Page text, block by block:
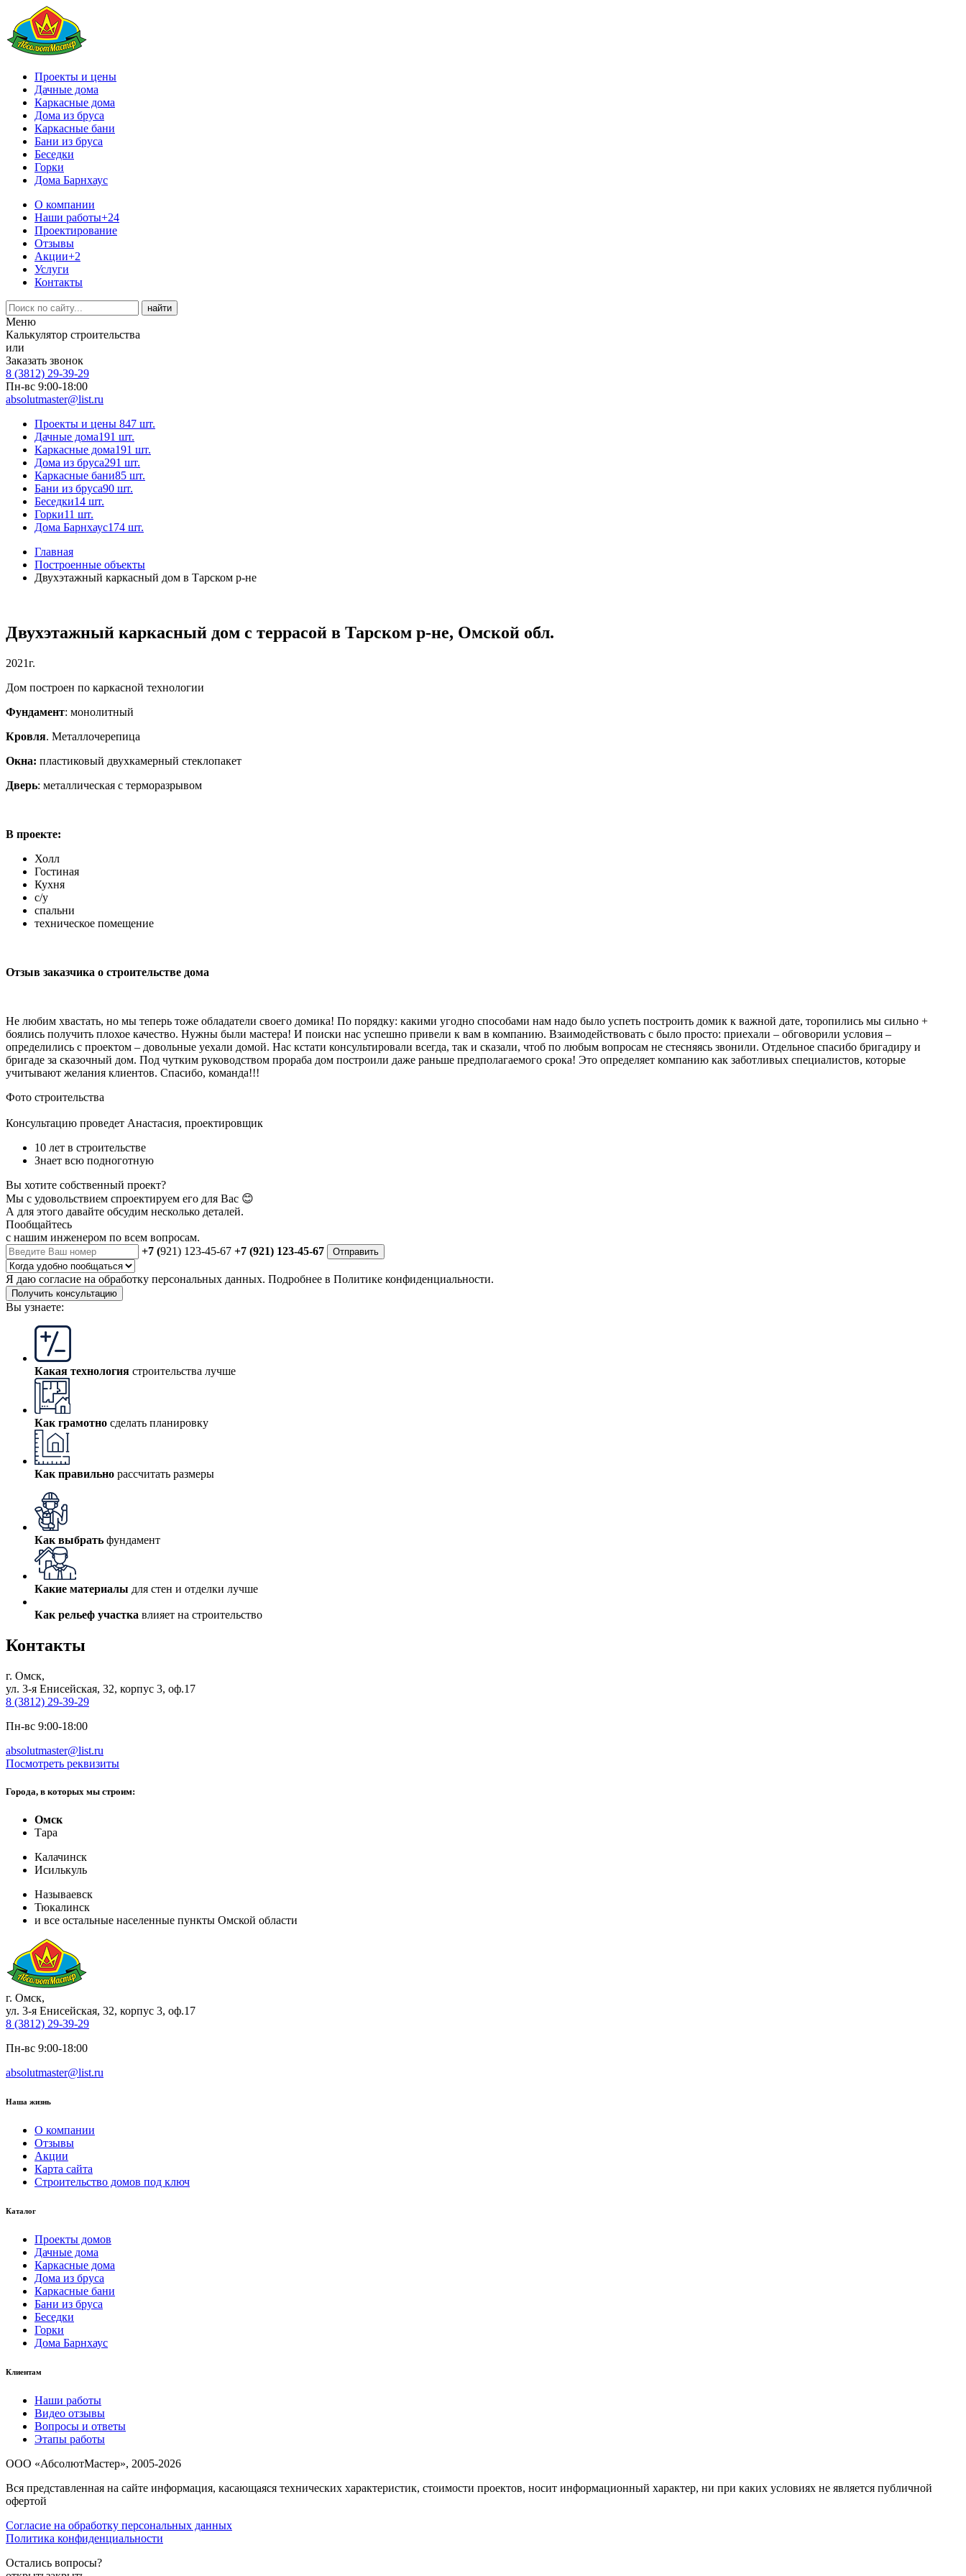
Проекты и цены
Дачные дома
Каркасные дома
Дома из бруса
Каркасные бани
Бани из бруса
Беседки
Горки
Дома Барнхаус
О компании
Наши работы+24
Проектирование
Отзывы
Акции+2
Услуги
Контакты
Меню
Калькулятор строительства
или
Заказать звонок
8 (3812) 29-39-29
Пн-вс 9:00-18:00
absolutmaster@list.ru
Проекты и цены 847 шт.
Дачные дома191 шт.
Каркасные дома191 шт.
Дома из бруса291 шт.
Каркасные бани85 шт.
Бани из бруса90 шт.
Беседки14 шт.
Горки11 шт.
Дома Барнхаус174 шт.
Главная
Построенные объекты
Двухэтажный каркасный дом в Тарском р-не
Двухэтажный каркасный дом с террасой в Тарском р-не, Омской обл.
2021г.
Дом построен по каркасной технологии
Фундамент: монолитный
Кровля. Металлочерепица
Окна: пластиковый двухкамерный стеклопакет
Дверь: металлическая с терморазрывом
В проекте:
Холл
Гостиная
Кухня
с/у
спальни
техническое помещение
Отзыв заказчика о строительстве дома
Не любим хвастать, но мы теперь тоже обладатели своего домика! По порядку: какими угодно способами нам надо было успеть построить домик к важной дате, торопились мы сильно +
боялись получить плохое качество. Нужны были мастера! И поиски нас успешно привели к вам в компанию. Взаимодействовать с было просто: приехали – обговорили условия –
определились с проектом – довольные уехали домой. Нас кстати консультировали всегда, так и сказали, чтоб по любым вопросам не стесняясь звонили. Отдельное спасибо бригадиру и
бригаде за сказочный дом. Под чутким руководством прораба дом построили даже раньше предполагаемого срока! Это определяет компанию как заботливых специалистов, которые
учитывают желания клиентов. Спасибо, команда!!!
Фото строительства
Консультацию проведет Анастасия, проектировщик
10 лет в строительстве
Знает всю подноготную
Вы хотите собственный проект?
Мы с удовольствием спроектируем его для Вас 😊
А для этого давайте обсудим несколько деталей.
Пообщайтесь
с нашим инженером по всем вопросам.
+7 (921) 123-45-67 +7 (921) 123-45-67 Отправить
Я даю согласие на обработку персональных данных. Подробнее в Политике конфиденциальности.
Получить консультацию
Вы узнаете:
Какая технология строительства лучше
Как грамотно сделать планировку
Как правильно рассчитать размеры
Как выбрать фундамент
Какие материалы для стен и отделки лучше
Как рельеф участка влияет на строительство
Контакты
г. Омск,
ул. 3-я Енисейская, 32, корпус 3, оф.17
8 (3812) 29-39-29
Пн-вс 9:00-18:00
absolutmaster@list.ru
Посмотреть реквизиты
Города, в которых мы строим:
Омск
Тара
Калачинск
Исилькуль
Называевск
Тюкалинск
и все остальные населенные пункты Омской области
г. Омск,
ул. 3-я Енисейская, 32, корпус 3, оф.17
8 (3812) 29-39-29
Пн-вс 9:00-18:00
absolutmaster@list.ru
Наша жизнь
О компании
Отзывы
Акции
Карта сайта
Строительство домов под ключ
Каталог
Проекты домов
Дачные дома
Каркасные дома
Дома из бруса
Каркасные бани
Бани из бруса
Беседки
Горки
Дома Барнхаус
Клиентам
Наши работы
Видео отзывы
Вопросы и ответы
Этапы работы
ООО «АбсолютМастер», 2005-2026
Вся представленная на сайте информация, касающаяся технических характеристик, стоимости проектов, носит информационный характер, ни при каких условиях не является публичной
офертой
Согласие на обработку персональных данных
Политика конфиденциальности
Остались вопросы?